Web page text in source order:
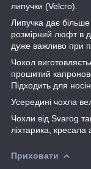
липучки (Velcro).
Липучка дає
розмірний люфт в
дуже важливо при
Чохол
прошитий
Підходить для
Усередині чохла
Чохли від Svarog
ліхтарика,
Приховати